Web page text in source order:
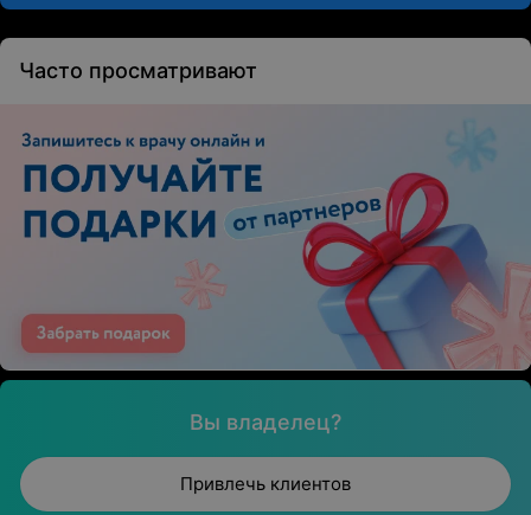
Часто просматривают
Вы владелец?
Привлечь клиентов